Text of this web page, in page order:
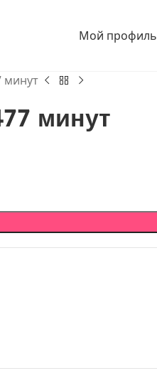
Мой профиль
минут
минут